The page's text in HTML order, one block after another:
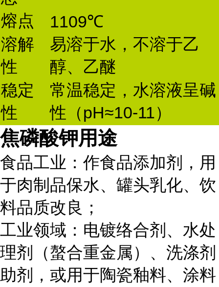
熔点
1109℃
溶解
性
易溶于水，不溶于乙
醇、乙醚
稳定
性
常温稳定，水溶液呈碱
性（pH≈10-11）
焦磷酸钾用途
食品工业：作食品添加剂，用
于肉制品保水、罐头乳化、饮
料品质改良；
工业领域：电镀络合剂、水处
理剂（螯合重金属）、洗涤剂
助剂，或用于陶瓷釉料、涂料